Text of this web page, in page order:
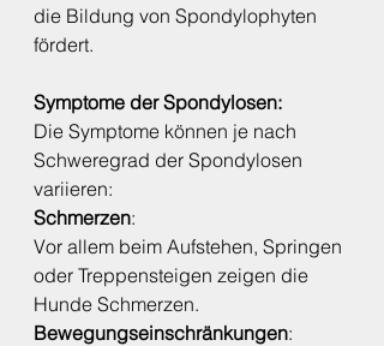
die Bildung von Spondylophyten
fördert.
Symptome der Spondylosen:
Die Symptome können je nach
Schweregrad der Spondylosen
variieren:
Schmerzen:
Vor allem beim Aufstehen, Springen
oder Treppensteigen zeigen die
Hunde Schmerzen.
Bewegungseinschränkungen: